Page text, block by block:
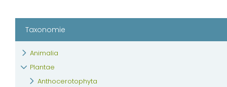
Taxonomie
Animalia
Plantae
Anthocerotophyta